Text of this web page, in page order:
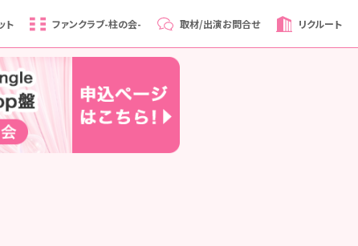
ト ファンクラブ-柱の会- 取材/出演お問合せ リクルート